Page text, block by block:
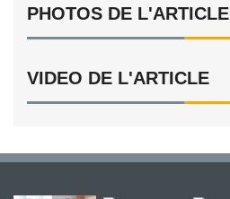
PHOTOS DE L'ARTICLE
VIDEO DE L'ARTICLE